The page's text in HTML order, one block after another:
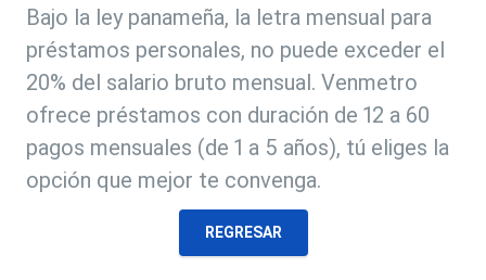
Bajo la ley panameña, la letra mensual para
préstamos personales, no puede exceder el
20% del salario bruto mensual. Venmetro
ofrece préstamos con duración de 12 a 60
pagos mensuales (de 1 a 5 años), tú eliges la
opción que mejor te convenga.
REGRESAR